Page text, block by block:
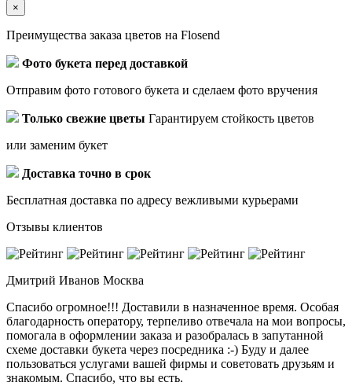
×
Преимущества заказа цветов на Flosend
Фото букета перед доставкой
Отправим фото готового букета и сделаем фото вручения
Только свежие цветы Гарантируем стойкость цветов
или заменим букет
Доставка точно в срок
Бесплатная доставка по адресу вежливыми курьерами
Отзывы клиентов
Дмитрий Иванов Москва
Спасибо огромное!!! Доставили в назначенное время. Особая
благодарность оператору, терпеливо отвечала на мои вопросы,
помогала в оформлении заказа и разобралась в запутанной
схеме доставки букета через посредника :-) Буду и далее
пользоваться услугами вашей фирмы и советовать друзьям и
знакомым. Спасибо, что вы есть.